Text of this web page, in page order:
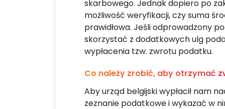
skarbowego. Jednak dopiero po
możliwość weryfikacji, czy suma
prawidłowa. Jeśli odprowadzony
skorzystać z dodatkowych ulg
wypłacenia tzw. zwrotu podatku.
Co należy zrobić, aby otrzymać
Aby urząd belgijski wypłacił nam
zeznanie podatkowe i wykazać w